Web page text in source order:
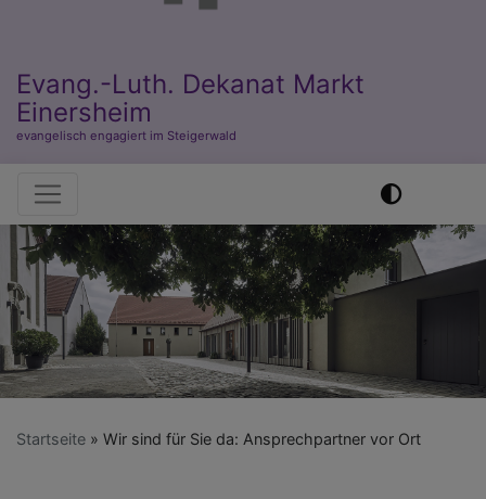
Evang.-Luth. Dekanat Markt
Einersheim
evangelisch engagiert im Steigerwald
Hauptnavigation
Startseite Wir sind für Sie da: Ansprechpartner vor Ort